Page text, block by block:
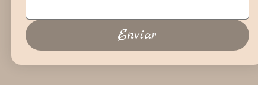
Enviar